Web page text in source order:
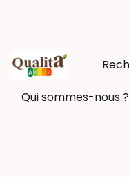
Qui sommes-nous ?